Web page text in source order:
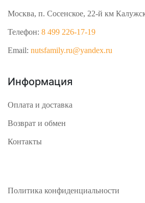
Москва, п. Сосенское, 22-й км
Телефон: 8 499 226-17-19
Email: nutsfamily.ru@yandex.ru
Информация
Оплата и доставка
Возврат и обмен
Контакты
Политика конфиденциальности